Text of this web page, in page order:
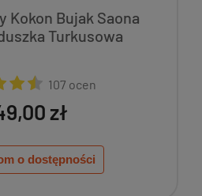
Kokon Bujak Saona
Turkusowa
107 ocen
zł
o dostępności